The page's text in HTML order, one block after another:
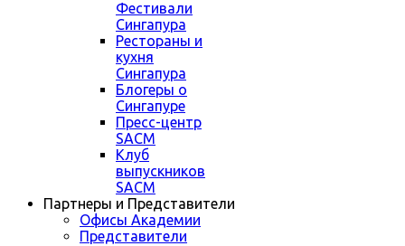
Фестивали
Сингапура
Рестораны и
кухня
Сингапура
Блогеры о
Сингапуре
Пресс-центр
SACM
Клуб
выпускников
SACM
Партнеры и Представители
Офисы Академии
Представители